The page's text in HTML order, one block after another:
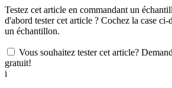
Testez cet article en commandant un
d'abord tester cet article ? Cochez la case ci-
un échantillon.
Vous souhaitez tester cet article?
gratuit!
i